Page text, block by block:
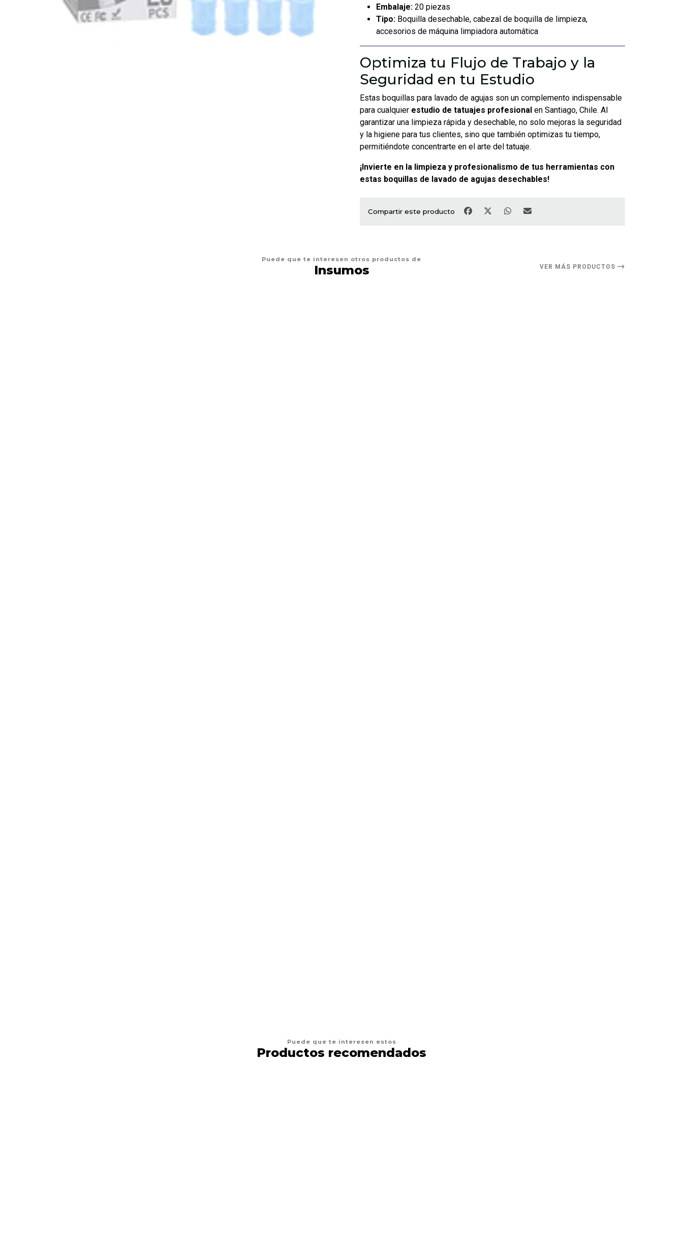
Embalaje: 20 piezas
Tipo: Boquilla desechable, cabezal de boquilla de limpieza,
accesorios de máquina limpiadora automática
Optimiza tu Flujo de Trabajo y la
Seguridad en tu Estudio
Estas boquillas para lavado de agujas son un complemento indispensable
para cualquier estudio de tatuajes profesional en Santiago, Chile. Al
garantizar una limpieza rápida y desechable, no solo mejoras la seguridad
y la higiene para tus clientes, sino que también optimizas tu tiempo,
permitiéndote concentrarte en el arte del tatuaje.
¡Invierte en la limpieza y profesionalismo de tus herramientas con
estas boquillas de lavado de agujas desechables!
Compartir este producto
Puede que te interesen otros productos de
Insumos VER MÁS PRODUCTOS
Puede que te interesen estos
Productos recomendados